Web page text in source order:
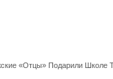
«отцы» Подарили Школе